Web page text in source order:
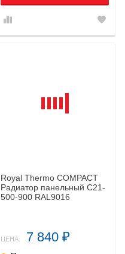
Royal Thermo COMPACT
Радиатор панельный C21-
500-900 RAL9016
ЦЕНА: 7 840 ₽